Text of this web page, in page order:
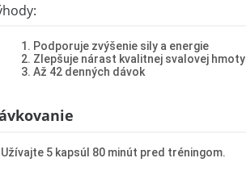
Podporuje zvýšenie sily a energie
Zlepšuje nárast kvalitnej svalovej hmoty
Až 42 denných dávok
Užívajte 5 kapsúl 80 minút pred tréningom.